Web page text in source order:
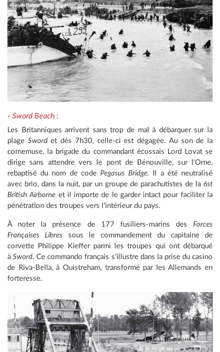
- Sword Beach :
Les Britanniques arrivent sans trop de mal à débarquer sur la
plage Swordet dès 7h30, celle-ci est dégagée. Au son de la
cornemuse, la brigade du commandant écossais Lord Lovat se
dirige sans attendre vers le pont de Bénouville, sur l'Orne,
rebaptisé du nom de code Pegasus Bridge. Il a été neutralisé
avec brio, dans la nuit, par un groupe de parachutistes de la 6st
British Airborne et il importe de le garder intact pour faciliter la
pénétration des troupes vers l'intérieur du pays.
À noter la présence de 177 fusiliers-marins des Forces
Françaises Libres sous le commandement du capitaine de
corvette Philippe Kieffer parmi les troupes qui ont débarqué
àSword. Ce commando français s'illustre dans la prise du casino
de Riva-Bella, à Ouistreham, transformé par les Allemands en
forteresse.